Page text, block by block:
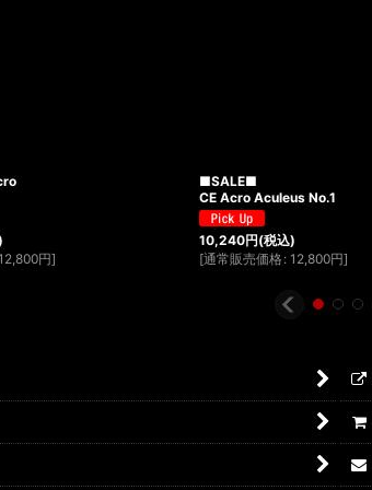
円]
■SALE■
CE Acro Aculeus No.1
10,240円(税込)
[通常販売価格 : 12,800円]